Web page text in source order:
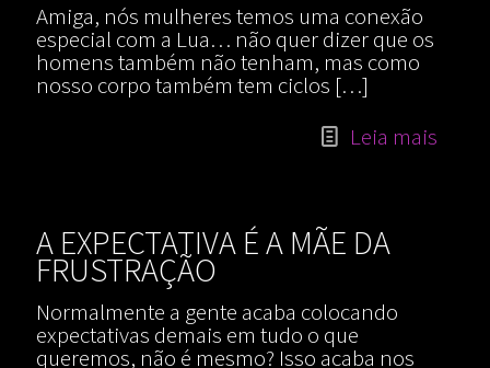
Amiga, nós mulheres temos uma conexão
especial com a Lua… não quer dizer que os
homens também não tenham, mas como
nosso corpo também tem ciclos […]
Leia mais
A EXPECTATIVA É A MÃE DA
FRUSTRAÇÃO
Normalmente a gente acaba colocando
expectativas demais em tudo o que
queremos, não é mesmo? Isso acaba nos